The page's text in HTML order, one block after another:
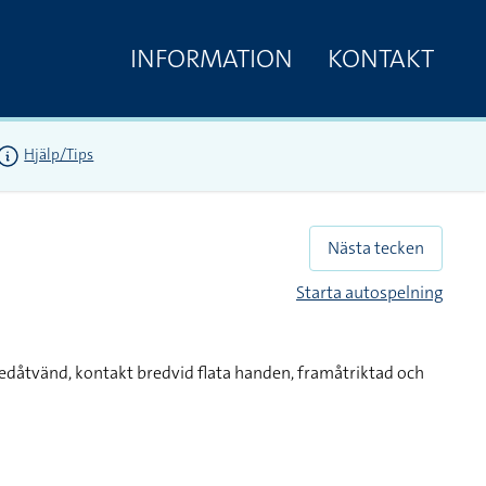
INFORMATION KONTAKT
Hjälp/Tips
Nästa tecken
Starta autospelning
kontakt bredvid flata handen, framåtriktad och